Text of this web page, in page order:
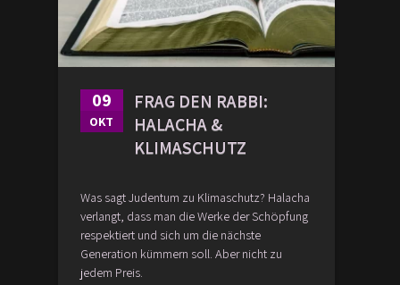
09
OKT
FRAG DEN RABBI:
HALACHA &
KLIMASCHUTZ
Was sagt Judentum zu Klimaschutz? Halacha
verlangt, dass man die Werke der Schöpfung
respektiert und sich um die nächste
Generation kümmern soll. Aber nicht zu
jedem Preis.